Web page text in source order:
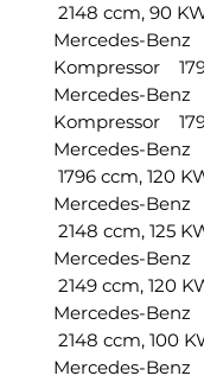
2148 ccm, 90
Mercedes-
Kompressor
Mercedes-
Kompressor
Mercedes-
1796 ccm, 120
Mercedes-
2148 ccm, 125
Mercedes-
2149 ccm, 120
Mercedes-
2148 ccm, 100
Mercedes-